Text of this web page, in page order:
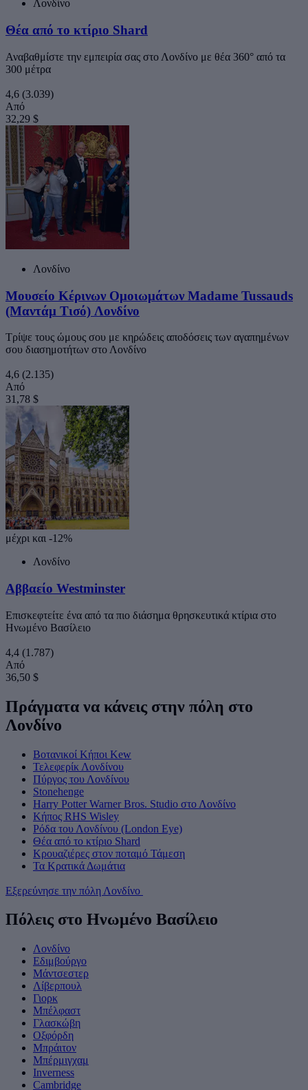
Λονδίνο
Θέα από το κτίριο Shard
Αναβαθμίστε την εμπειρία σας στο Λονδίνο με θέα 360° από τα
300 μέτρα
4,6 (3.039)
Από
32,29 $
Λονδίνο
Μουσείο Κέρινων Ομοιωμάτων Madame Tussauds
(Μαντάμ Τισό) Λονδίνο
Τρίψε τους ώμους σου με κηρώδεις αποδόσεις των αγαπημένων
σου διασημοτήτων στο Λονδίνο
4,6 (2.135)
Από
31,78 $
μέχρι και -12%
Λονδίνο
Αββαείο Westminster
Επισκεφτείτε ένα από τα πιο διάσημα θρησκευτικά κτίρια στο
Ηνωμένο Βασίλειο
4,4 (1.787)
Από
36,50 $
Πράγματα να κάνεις στην πόλη στο
Λονδίνο
Βοτανικοί Κήποι Kew
Τελεφερίκ Λονδίνου
Πύργος του Λονδίνου
Stonehenge
Harry Potter Warner Bros. Studio στο Λονδίνο
Κήπος RHS Wisley
Ρόδα του Λονδίνου (London Eye)
Θέα από το κτίριο Shard
Κρουαζιέρες στον ποταμό Τάμεση
Τα Κρατικά Δωμάτια
Εξερεύνησε την πόλη Λονδίνο
Πόλεις στο Ηνωμένο Βασίλειο
Λονδίνο
Εδιμβούργο
Μάντσεστερ
Λίβερπουλ
Γιορκ
Μπέλφαστ
Γλασκώβη
Οξφόρδη
Μπράιτον
Μπέρμιγχαμ
Inverness
Cambridge